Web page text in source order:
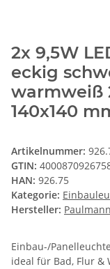
2x 9,5W
eckig
warmweiß
140x140
Artikelnummer:
GTIN:
HAN: 926.75
Kategorie:
Hersteller: Paulmann
Einbau-/
ideal für Bad, Flur &